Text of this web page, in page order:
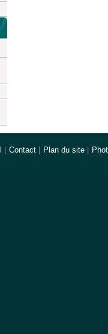
Contact Plan du site